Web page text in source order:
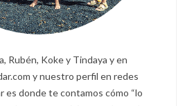
Rubén, Koke y Tindaya y en
y nuestro perfil en redes
es donde te contamos cómo “lo